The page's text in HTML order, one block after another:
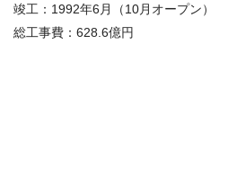
竣工：1992年6月（10月オープン）
総工事費：628.6億円